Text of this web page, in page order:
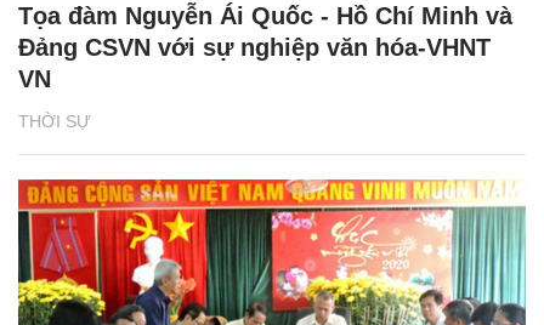
THỜI SỰ
Tọa đàm Nguyễn Ái Quốc - Hồ Chí Minh và
Đảng CSVN với sự nghiệp văn hóa-VHNT
VN